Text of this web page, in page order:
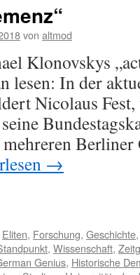
von altmod
Klonovskys
lesen: In der
Nicolaus
mehreren
→
Eliten, Forschung, Geschichte
, Wissenschaft,
Genius, Historische